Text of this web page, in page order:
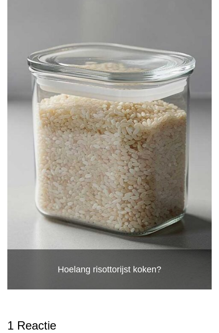
Hoelang risottorijst koken?
1 Reactie